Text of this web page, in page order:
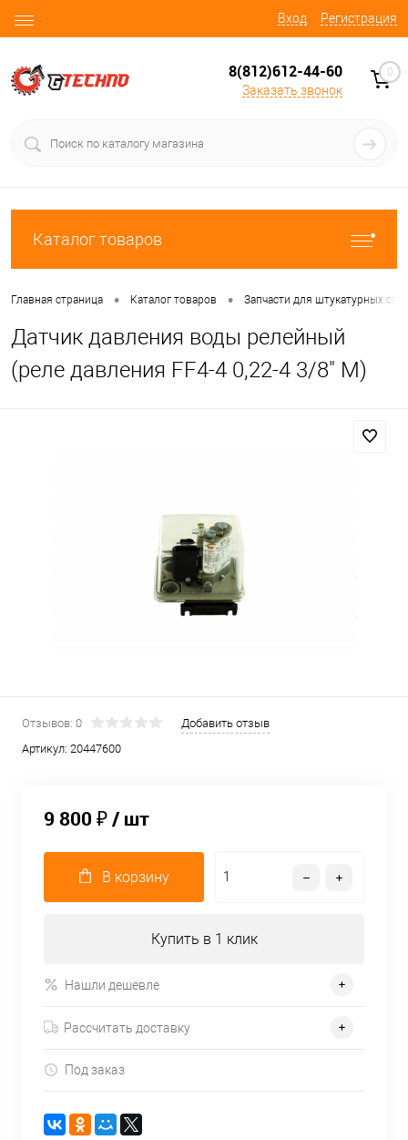
Вход Регистрация
8(812)612-44-60
Заказать звонок
0
Каталог товаров
Главная страница • Каталог товаров • Запчасти для штукатурных
Датчик давления воды релейный
(реле давления FF4-4 0,22-4 3/8" М)
Отзывов: 0
Добавить отзыв
Артикул: 20447600
9 800 ₽/ шт
В корзину
Купить в 1 клик
Нашли дешевле
Рассчитать доставку
Под заказ